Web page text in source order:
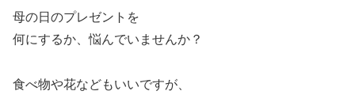
母の日のプレゼントを
何にするか、悩んでいませんか？
食べ物や花などもいいですが、